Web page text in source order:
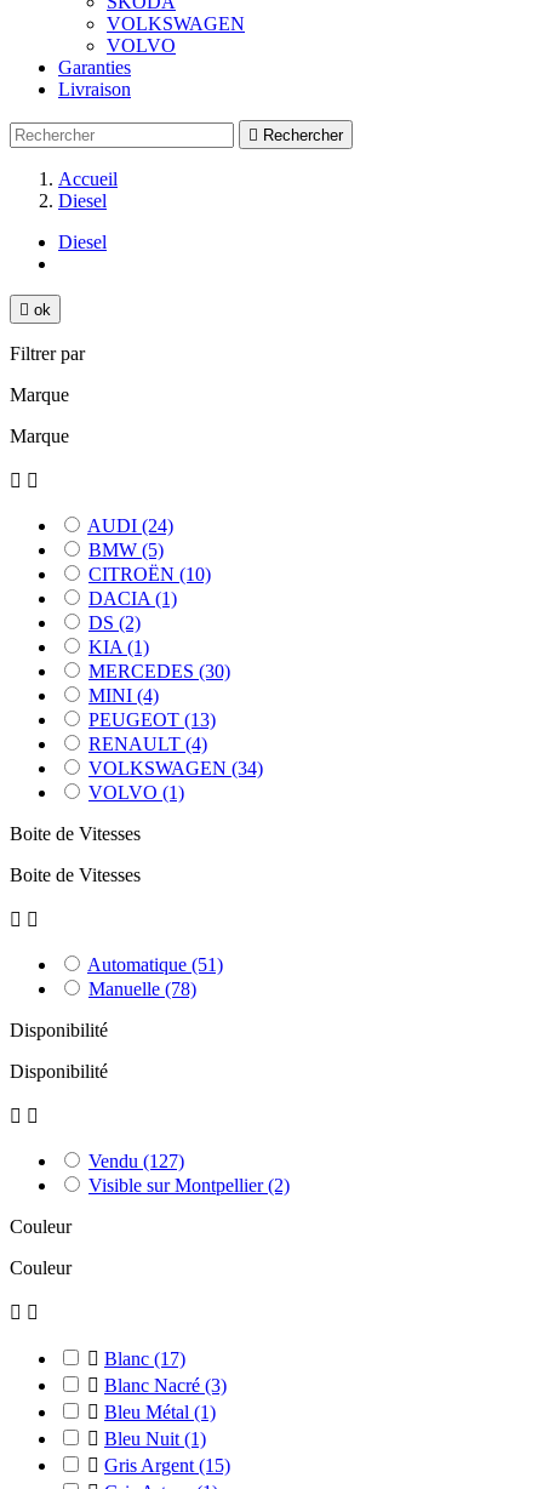
VOLKSWAGEN
VOLVO
Garanties
Livraison
 Rechercher
Accueil
Diesel
Diesel
 ok
Filtrer par
Marque
Marque
 
AUDI (24)
BMW (5)
CITROËN (10)
DACIA (1)
DS (2)
KIA (1)
MERCEDES (30)
MINI (4)
PEUGEOT (13)
RENAULT (4)
VOLKSWAGEN (34)
VOLVO (1)
Boite de Vitesses
Boite de Vitesses
 
Automatique (51)
Manuelle (78)
Disponibilité
Disponibilité
 
Vendu (127)
Visible sur Montpellier(2)
Couleur
Couleur
 
 Blanc (17)
 Blanc Nacré (3)
 Bleu Métal (1)
 Bleu Nuit (1)
 Gris Argent (15)